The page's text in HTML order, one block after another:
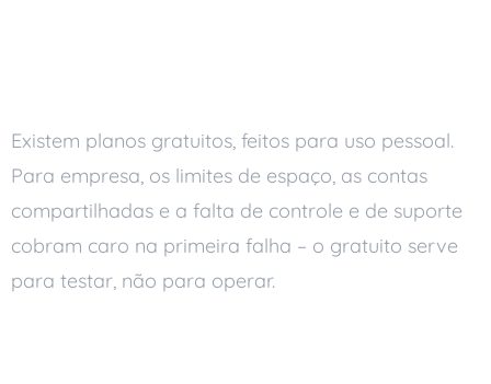
Existem planos gratuitos, feitos para uso pessoal.
Para empresa, os limites de espaço, as contas
compartilhadas e a falta de controle e de suporte
cobram caro na primeira falha – o gratuito serve
para testar, não para operar.